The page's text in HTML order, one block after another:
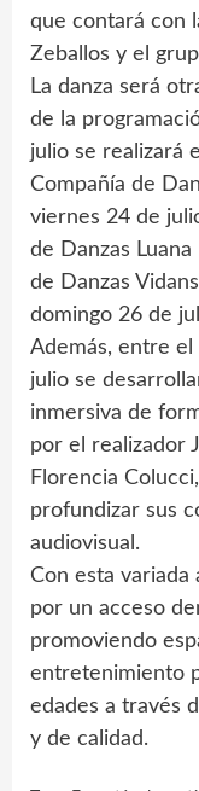
que contará con
Zeballos y el
La danza será
de la
julio se realizará
Compañía de
viernes 24 de
de Danzas
de Danzas
domingo 26 de
Además, entre
julio se
inmersiva de
por el realizador
Florencia
profundizar sus
audiovisual.
Con esta variada
por un acceso
promoviendo
entretenimiento
edades a través
y de calidad.